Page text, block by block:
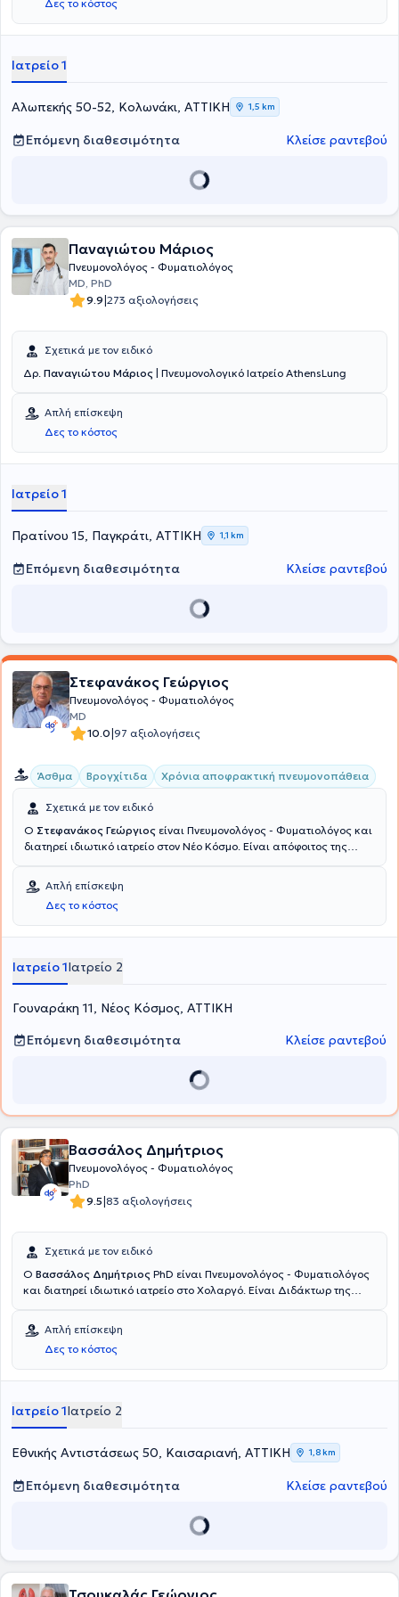
Δες το κόστος
Ιατρείο 1
Αλωπεκής 50-52, Κολωνάκι, ΑΤΤΙΚΗ 1,5 km
Επόμενη διαθεσιμότητα Κλείσε ραντεβού
Παναγιώτου Μάριος
Πνευμονολόγος - Φυματιολόγος
MD, PhD
9.9|273 αξιολογήσεις
Σχετικά με τον ειδικό
Δρ. Παναγιώτου Μάριος | Πνευμονολογικό Ιατρείο AthensLung
Απλή επίσκεψη
Δες το κόστος
Ιατρείο 1
Πρατίνου 15, Παγκράτι, ΑΤΤΙΚΗ 1,1 km
Επόμενη διαθεσιμότητα Κλείσε ραντεβού
Στεφανάκος Γεώργιος
Πνευμονολόγος - Φυματιολόγος
MD
10.0|97 αξιολογήσεις
Άσθμα Βρογχίτιδα Χρόνια αποφρακτική πνευμονοπάθεια
Σχετικά με τον ειδικό
Ο Στεφανάκος Γεώργιος είναι Πνευμονολόγος - Φυματιολόγος και
διατηρεί ιδιωτικό ιατρείο στον Νέο Κόσμο. Είναι απόφοιτος της
Αθηνών με ειδίκευση στην Πνευμονολογία όπου την απέκτησε στο
Σισμανόγλειο Νοσοκομείο. Επίσης, εργάζεται ως Συντονιστής στο
Κέντρο Επιχειρήσεων Περιφέρειας Αττικής και Ιατρικού Συλλόγου
Αθηνών για τον κορονοϊό. Τέλος, στο ιατρείο του αναλαμβάνει
φυματιολογίας, ενώ αξίζει να σημειωθεί ότι εξειδικεύεται στο
άσθμα, στη ΧΑΠ (χρόνια αποφρακτική πνευμονοπάθεια) και στις
Απλή επίσκεψη
Δες το κόστος
Ιατρείο 1Ιατρείο 2
Γουναράκη 11, Νέος Κόσμος, ΑΤΤΙΚΗ
Επόμενη διαθεσιμότητα
Κλείσε ραντεβού
Βασσάλος Δημήτριος
Πνευμονολόγος - Φυματιολόγος
PhD
9.5|83 αξιολογήσεις
Σχετικά με τον ειδικό
Ο Βασσάλος Δημήτριος PhD είναι Πνευμονολόγος - Φυματιολόγος
και διατηρεί ιδιωτικό ιατρείο στο Χολαργό. Είναι Διδάκτωρ της
Αθηνών. Ο ιατρός έχει συνεργασία με το Νοσοκομείο Metropolitan
General και με το Νοσοκομείο Ερρίκος Ντυνάν και είναι μέλος του
Ιατρικού Συλλόγου Αθηνών. Στο ιατρείο του προσφέρει πληθώρα
υπηρεσιών, εξατομικευμένες και σχεδιασμένες με βάση τις ανάγκες
Απλή επίσκεψη
Δες το κόστος
Ιατρείο 1Ιατρείο 2
Εθνικής Αντιστάσεως 50, Καισαριανή, ΑΤΤΙΚΗ 1,8 km
Επόμενη διαθεσιμότητα Κλείσε ραντεβού